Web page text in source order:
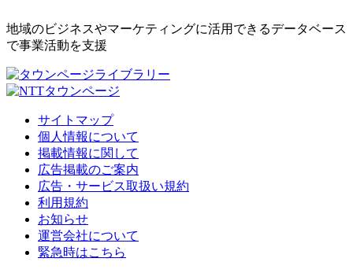
地域のビジネスやマーケティングに活用できるデータベース
で事業活動を支援
サイトマップ
個人情報について
掲載情報に関して
広告掲載のご案内
広告・サービス取扱い規約
利用規約
お知らせ
運営会社について
緊急時はこちら